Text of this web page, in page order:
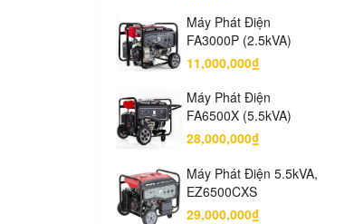
Máy Phát Điện
FA3000P (2.5kVA)
11,000,000₫
Máy Phát Điện
FA6500X (5.5kVA)
28,000,000₫
Máy Phát Điện 5.5kVA,
EZ6500CXS
29,000,000₫